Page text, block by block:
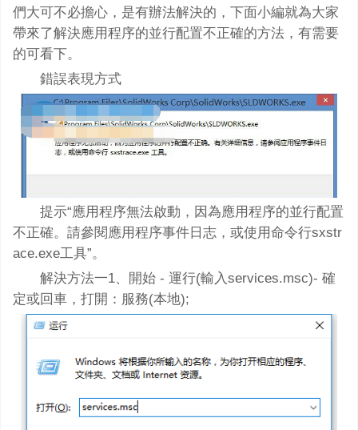
們大可不必擔心，是有辦法解決的，下面小編就為大家
帶來了解決應用程序的並行配置不正確的方法，有需要
的可看下。
錯誤表現方式
提示“應用程序無法啟動，因為應用程序的並行配置
不正確。請參閱應用程序事件日志，或使用命令行sxstr
ace.exe工具”。
解決方法一1、開始 - 運行(輸入services.msc)- 確
定或回車，打開：服務(本地);